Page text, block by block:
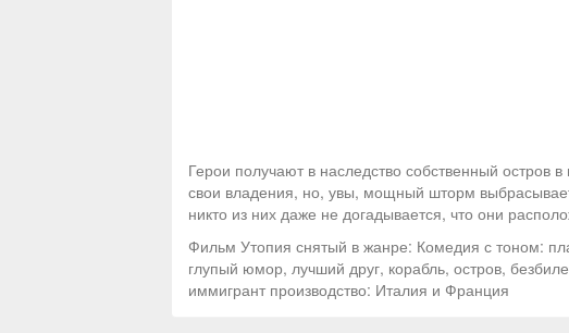
Герои получают в наследство собственный
свои владения, но, увы, мощный шторм
никто из них даже не догадывается, что они
Фильм Утопия снятый в жанре: Комедия с тоном:
глупый юмор, лучший друг, корабль, остров,
иммигрант производство: Италия и Франция